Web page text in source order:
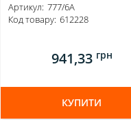
Артикул: 777/6A
Код товару: 612228
941,33 грн
КУПИТИ